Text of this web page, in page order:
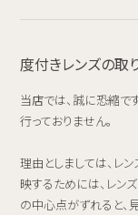
度付きレンズの取
当店では、誠に恐縮で
行っておりません。
理由としましては、レ
映するためには、レン
の中心点がずれると、